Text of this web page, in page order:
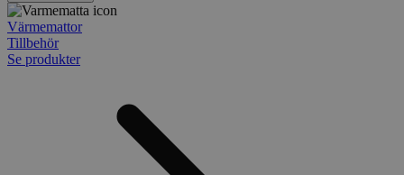
Värmemattor
Tillbehör
Se produkter